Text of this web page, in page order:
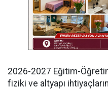
​2026-2027 Eğitim-Öğretim
fiziki ve altyapı